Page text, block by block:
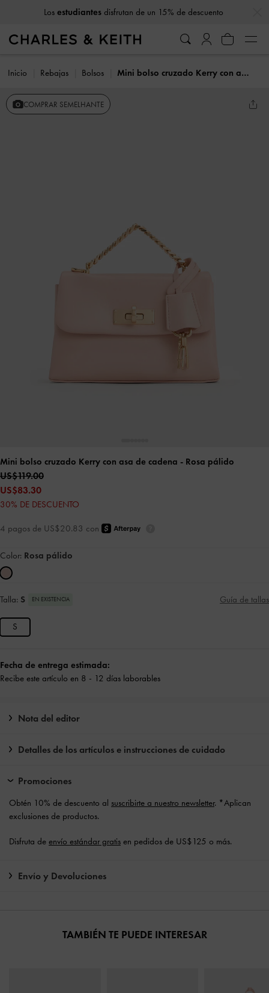
Los estudiantesdisfrutan de un 15% de descuento
Inicio Rebajas Bolsos Mini bolso cruzado Kerry con asa de cadena
COMPRAR SEMELHANTE
Mini bolso cruzado Kerry con asa de cadena - Rosa pálido
US$119.00
US$83.30
30% DE DESCUENTO
4 pagos de US$20.83 con
Color: Rosa pálido
Talla: S EN EXISTENCIA Guía de tallas
S
Fecha de entrega estimada:
Recibe este artículo en 8 - 12 días laborables
Nota del editor
Detalles de los artículos e instrucciones de cuidado
Promociones
Obtén 10% de descuento al suscribirte a nuestro newsletter. *Aplican
exclusiones de productos.
Disfruta de envío estándar gratis en pedidos de US$125 o más.
Envío y Devoluciones
TAMBIÉN TE PUEDE INTERESAR